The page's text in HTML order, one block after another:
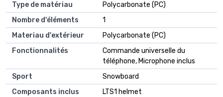
Type de matériau
‎Polycarbonate (PC)
Nombre d'éléments
‎1
Materiau d'extérieur
‎Polycarbonate (PC)
Fonctionnalités
‎Commande universelle du
téléphone, Microphone inclus
Sport
‎Snowboard
Composants inclus
‎LTS1 helmet